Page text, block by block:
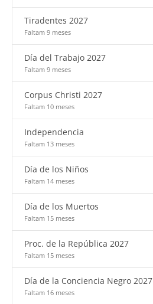
Tiradentes 2027
Faltam 9 meses
Día del Trabajo 2027
Faltam 9 meses
Corpus Christi 2027
Faltam 10 meses
Independencia
Faltam 13 meses
Día de los Niños
Faltam 14 meses
Día de los Muertos
Faltam 15 meses
Proc. de la República 2027
Faltam 15 meses
Día de la Conciencia Negro 2027
Faltam 16 meses